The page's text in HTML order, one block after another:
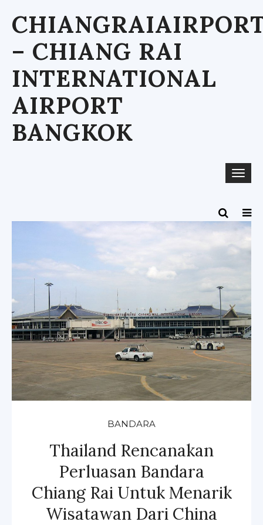
content
– CHIANG RAI
INTERNATIONAL
AIRPORT
BANGKOK
BANDARA
Thailand Rencanakan
Perluasan Bandara
Chiang Rai Untuk Menarik
Wisatawan Dari China